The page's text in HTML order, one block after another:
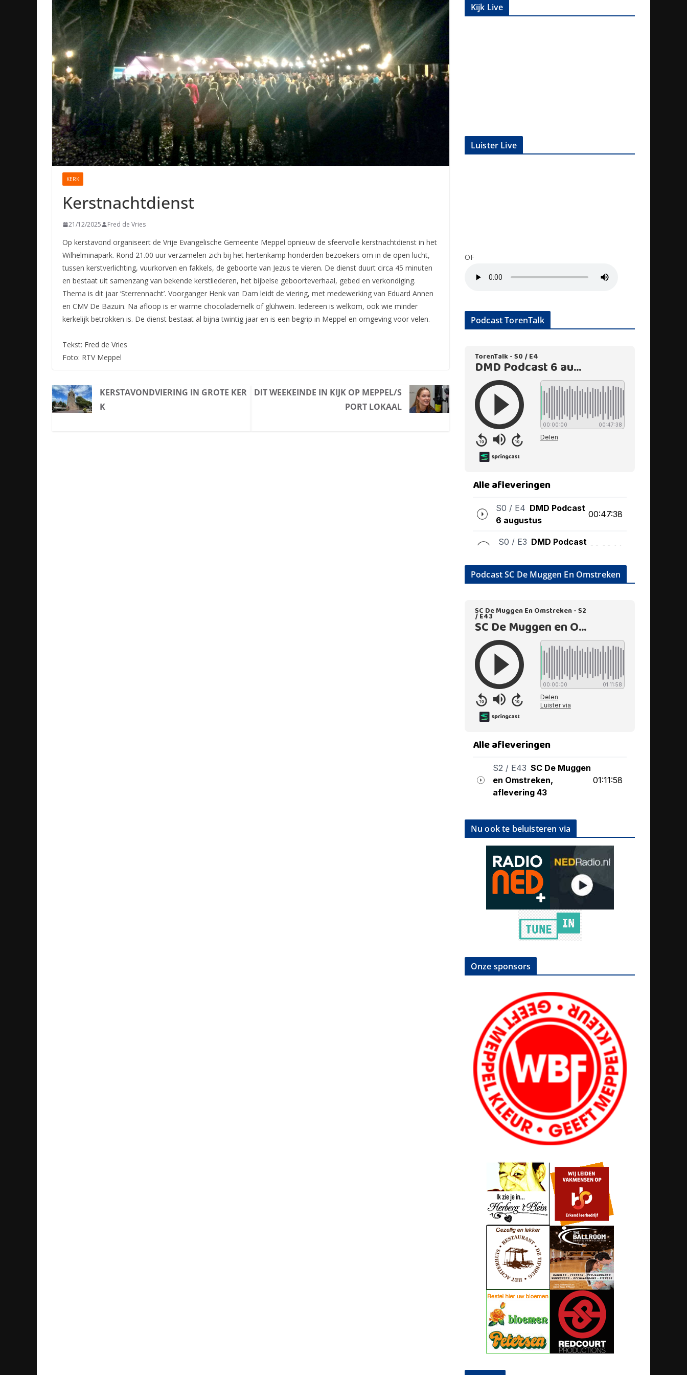
KERK
Kerstnachtdienst
21/12/2025 Fred de Vries
Op kerstavond organiseert de Vrije Evangelische Gemeente Meppel opnieuw de sfeervolle kerstnachtdienst in het
Wilhelminapark. Rond 21.00 uur verzamelen zich bij het hertenkamp honderden bezoekers om in de open lucht,
tussen kerstverlichting, vuurkorven en fakkels, de geboorte van Jezus te vieren. De dienst duurt circa 45 minuten
en bestaat uit samenzang van bekende kerstliederen, het bijbelse geboorteverhaal, gebed en verkondiging.
Thema is dit jaar ‘Sterrennacht’. Voorganger Henk van Dam leidt de viering, met medewerking van Eduard Annen
en CMV De Bazuin. Na afloop is er warme chocolademelk of glühwein. Iedereen is welkom, ook wie minder
kerkelijk betrokken is. De dienst bestaat al bijna twintig jaar en is een begrip in Meppel en omgeving voor velen.
Tekst: Fred de Vries
Foto: RTV Meppel
KERSTAVONDVIERING IN GROTE KER
K
DIT WEEKEINDE IN KIJK OP MEPPEL/S
PORT LOKAAL
Kijk Live
Luister Live
OF
Podcast TorenTalk
Podcast SC De Muggen En Omstreken
Nu ook te beluisteren via
Onze sponsors